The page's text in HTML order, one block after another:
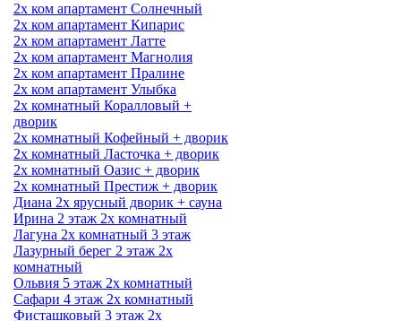
2х ком апартамент Солнечный
2х ком апартамент Кипарис
2х ком апартамент Латте
2х ком апартамент Магнолия
2х ком апартамент Пралине
2х ком апартамент Улыбка
2х комнатный Коралловый +
дворик
2х комнатный Кофейный + дворик
2х комнатный Ласточка + дворик
2х комнатный Оазис + дворик
2х комнатный Престиж + дворик
Диана 2х ярусный дворик + сауна
Ирина 2 этаж 2х комнатный
Лагуна 2х комнатный 3 этаж
Лазурный берег 2 этаж 2х
комнатный
Ольвия 5 этаж 2х комнатный
Сафари 4 этаж 2х комнатный
Фисташковый 3 этаж 2х